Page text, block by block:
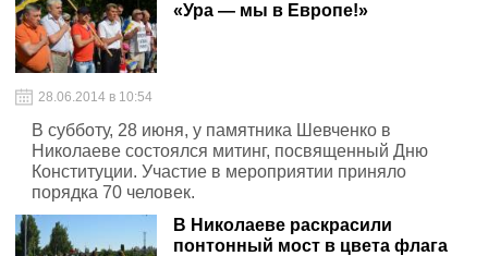
«Ура — мы в Европе!»
28.06.2014 в 10:54
В субботу, 28 июня, у памятника Шевченко в
Николаеве состоялся митинг, посвященный Дню
Конституции. Участие в мероприятии приняло
порядка 70 человек.
В Николаеве раскрасили
понтонный мост в цвета флага